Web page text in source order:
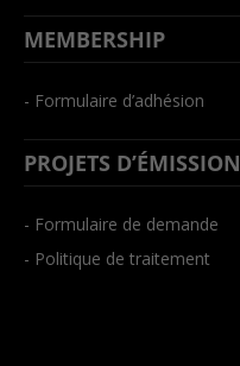
MEMBERSHIP
- Formulaire d’adhésion
PROJETS D’ÉMISSION
- Formulaire de demande
- Politique de traitement